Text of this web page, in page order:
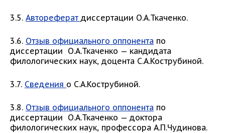
3.5. Автореферат диссертации О.А.Ткаченко.
3.6. Отзыв официального оппонента по
диссертации О.А.Ткаченко — кандидата
филологических наук, доцента С.А.Кострубиной.
3.7. Сведения о С.А.Кострубиной.
3.8. Отзыв официального оппонента по
диссертации О.А.Ткаченко — доктора
филологических наук, профессора А.П.Чудинова.